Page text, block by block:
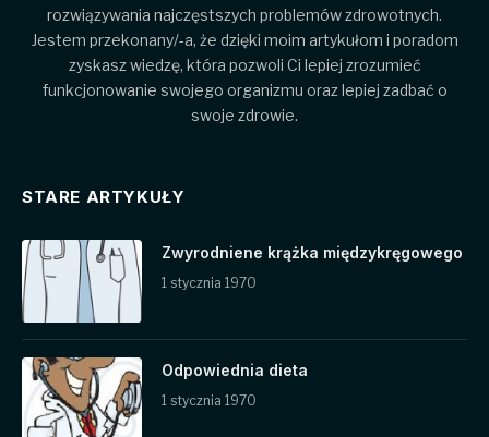
rozwiązywania najczęstszych problemów zdrowotnych.
Jestem przekonany/-a, że dzięki moim artykułom i poradom
zyskasz wiedzę, która pozwoli Ci lepiej zrozumieć
funkcjonowanie swojego organizmu oraz lepiej zadbać o
swoje zdrowie.
STARE ARTYKUŁY
Zwyrodniene krążka międzykręgowego
1 stycznia 1970
Odpowiednia dieta
1 stycznia 1970